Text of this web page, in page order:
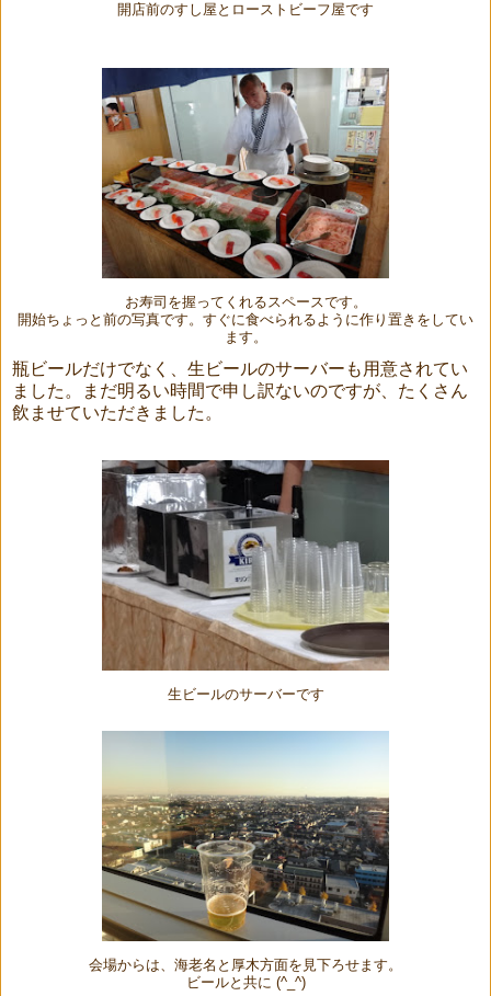
開店前のすし屋とローストビーフ屋です
お寿司を握ってくれるスペースです。
開始ちょっと前の写真です。すぐに食べられるように作り置きをしてい
ます。
瓶ビールだけでなく、生ビールのサーバーも用意されてい
ました。まだ明るい時間で申し訳ないのですが、たくさん
飲ませていただきました。
生ビールのサーバーです
会場からは、海老名と厚木方面を見下ろせます。
ビールと共に (^_^)